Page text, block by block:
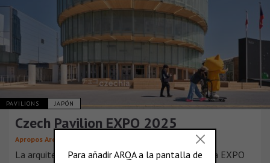
PAVILIONS JAPÓN
Czech Pavilion EXPO 2025
Apropos Architects
La arquitectura del Pabellón Nacional Checo en la EXPO